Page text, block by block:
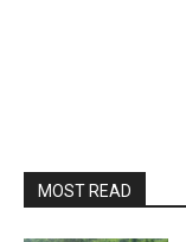
MOST READ